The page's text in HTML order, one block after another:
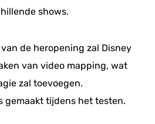
shows.
de heropening zal Disney
van video mapping, wat
zal toevoegen.
gemaakt tijdens het testen.